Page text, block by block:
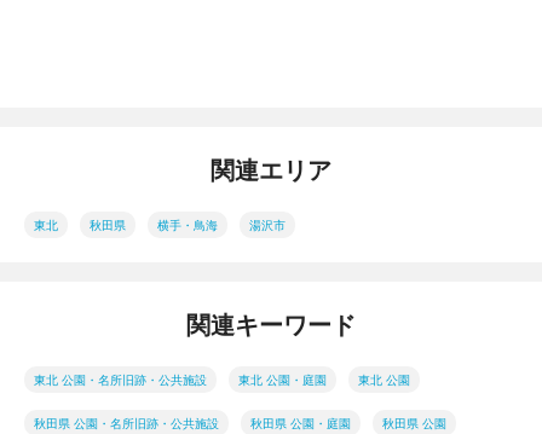
関連エリア
東北 秋田県 横手・鳥海 湯沢市
関連キーワード
東北 公園・名所旧跡・公共施設 東北 公園・庭園 東北 公園
秋田県 公園・名所旧跡・公共施設 秋田県 公園・庭園 秋田県 公園